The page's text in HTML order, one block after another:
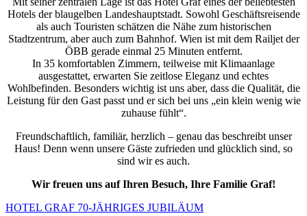
Hotels der blaugelben Landeshauptstadt. Sowohl Geschäftsreisende
als auch Touristen schätzen die Nähe zum historischen
Stadtzentrum, aber auch zum Bahnhof. Wien ist mit dem Railjet der
ÖBB gerade einmal 25 Minuten entfernt.
In 35 komfortablen Zimmern, teilweise mit Klimaanlage
ausgestattet, erwarten Sie zeitlose Eleganz und echtes
Wohlbefinden. Besonders wichtig ist uns aber, dass die Qualität, die
Leistung für den Gast passt und er sich bei uns „ein klein wenig wie
zuhause fühlt“.
Freundschaftlich, familiär, herzlich – genau das beschreibt unser
Haus! Denn wenn unsere Gäste zufrieden und glücklich sind, so
sind wir es auch.
Wir freuen uns auf Ihren Besuch, Ihre Familie Graf!
HOTEL GRAF 70-JÄHRIGES JUBILÄUM